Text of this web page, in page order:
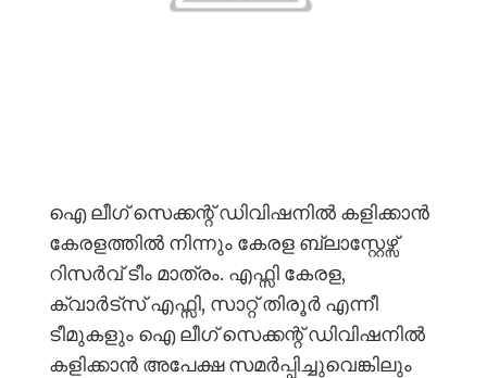
ഐ ലീഗ് സെക്കന്റ് ഡിവിഷനിൽ കളിക്കാൻ
കേരളത്തിൽ നിന്നും കേരള ബ്ലാസ്റ്റേഴ്സ്
റിസർവ് ടീം മാത്രം. എഫ്സി കേരള,
ക്വാർട്സ് എഫ്സി, സാറ്റ് തിരൂർ എന്നീ
ടീമുകളും ഐ ലീഗ് സെക്കന്റ് ഡിവിഷനിൽ
കളിക്കാൻ അപേക്ഷ സമർപ്പിച്ചുവെങ്കിലും